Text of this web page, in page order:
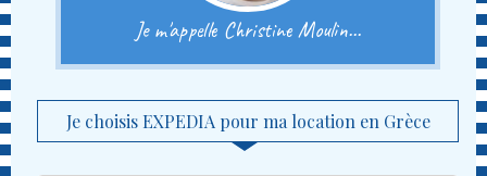
Je m'appelle Christine Moulin...
Je choisis EXPEDIA pour ma location en Grèce